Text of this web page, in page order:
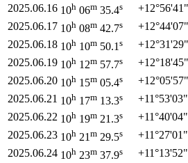
2025.06.16 10h 06m 35.4s +12°56'41"
2025.06.17 10h 08m 42.7s +12°44'07"
2025.06.18 10h 10m 50.1 s +12°31'29"
2025.06.19 10h 12m 57.7s +12°18'45"
2025.06.20 10h 15m 05.4s +12°05'57"
2025.06.21 10h 17m 13.3s +11°53'03"
2025.06.22 10h 19m 21.3s +11°40'04"
2025.06.23 10h 21 m 29.5s +11°27'01"
2025.06.24 10h 23m 37.9s +11°13'52"